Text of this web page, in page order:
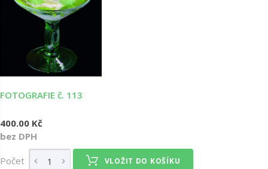
FOTOGRAFIE č. 113
400.00 Kč
bez DPH
Počet VLOŽIT DO KOŠÍKU